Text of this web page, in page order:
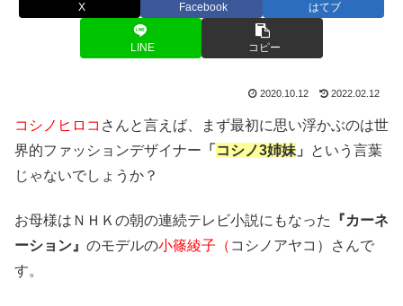
X Facebook はてブ
LINE コピー
2020.10.12 2022.02.12
コシノヒロコ さんと言えば、まず最初に思い浮かぶのは世
界的ファッションデザイナー 「 コシノ3姉妹 」
という言葉
じゃないでしょうか？
お母様はＮＨＫの朝の連続テレビ小説にもなった
『カーネ
ーション』 のモデルの小篠綾子（ コシノアヤコ）さんで
す。